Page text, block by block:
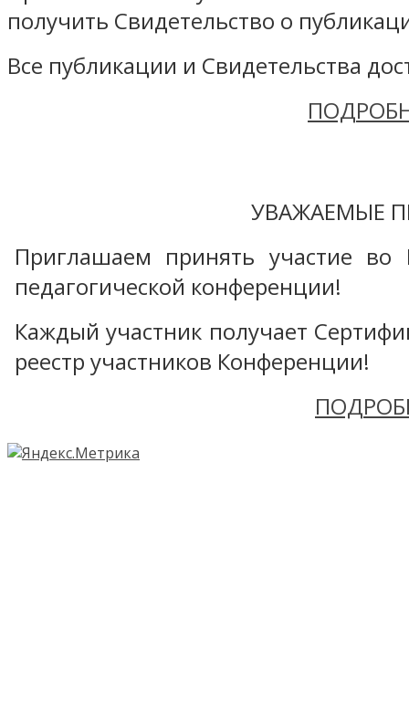
получить Свидетельство о
Все публикации и Свидетельства
УВАЖАЕМЫЕ
Приглашаем принять участие во
педагогической конференции!
Каждый участник получает
реестр участников Конференции!